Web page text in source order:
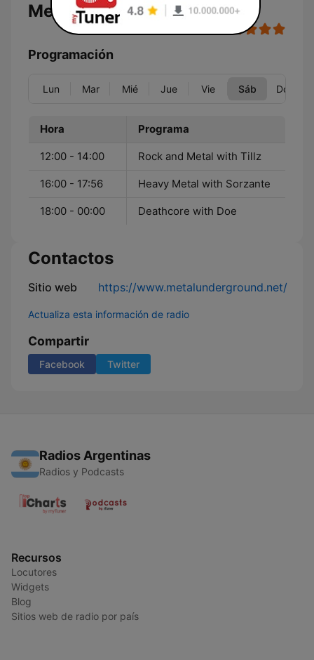
Metal Underground
Programación
Lun Mar Mié Jue Vie Sáb Dom
Hora Programa
12:00 - 14:00 Rock and Metal with Tillz
16:00 - 17:56 Heavy Metal with Sorzante
18:00 - 00:00 Deathcore with Doe
Contactos
Sitio web https://www.metalunderground.net/
Actualiza esta información de radio
Compartir
Facebook Twitter
Radios Argentinas
Radios y Podcasts
Recursos
Locutores
Widgets
Blog
Sitios web de radio por país